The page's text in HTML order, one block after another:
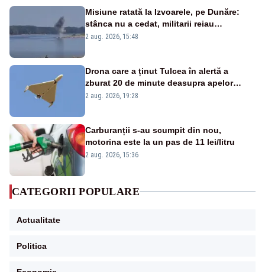
Misiune ratată la Izvoarele, pe Dunăre:
stânca nu a cedat, militarii reiau
detonările luni – VIDEO
2 aug. 2026, 15:48
Drona care a ținut Tulcea în alertă a
zburat 20 de minute deasupra apelor
României. Au fost ridicate două F-16
2 aug. 2026, 19:28
Carburanții s-au scumpit din nou,
motorina este la un pas de 11 lei/litru
2 aug. 2026, 15:36
CATEGORII POPULARE
Actualitate
Politica